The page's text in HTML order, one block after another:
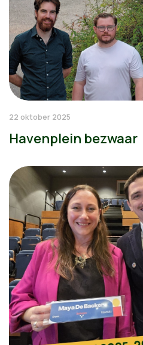
22 oktober 2025
Havenplein bezwaar